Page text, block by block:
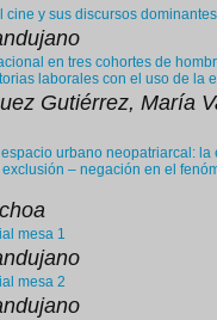
cine y sus discursos dominantes
en tres cohortes de
laborales con el uso de la
Gutiérrez, María
urbano neopatriarcal: la
– negación en el
mesa 1
mesa 2